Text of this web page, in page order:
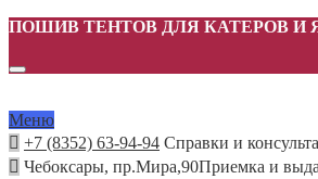
ПОШИВ ТЕНТОВ ДЛЯ КАТЕРОВ И
Меню
+7 (8352) 63-94-94 Справки и
Чебоксары, пр.Мира,90Приемка и